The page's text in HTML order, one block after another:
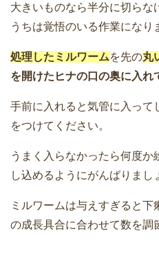
大きいものなら半分に切らな
うちは覚悟のいる作業になり
処理したミルワームを先の丸
を開けたヒナの口の奥に入れ
手前に入れると気管に入って
をつけてください。
うまく入らなかったら何度
し込めるようにがんばりまし
ミルワームは与えすぎると
の成長具合に合わせて数を調